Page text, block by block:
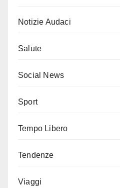
Notizie Audaci
Salute
Social News
Sport
Tempo Libero
Tendenze
Viaggi